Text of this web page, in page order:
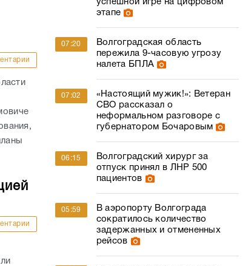
успешной игре на цифровом
этапе
07:20
Волгоградская область
пережила 9-часовую угрозу
налета БПЛА
07:02
«Настоящий мужик!»: Ветеран
СВО рассказал о
неформальном разговоре с
губернатором Бочаровым
06:15
Волгоградский хирург за
отпуск принял в ЛНР 500
пациентов
05:59
В аэропорту Волгограда
сократилось количество
задержанных и отмененных
рейсов